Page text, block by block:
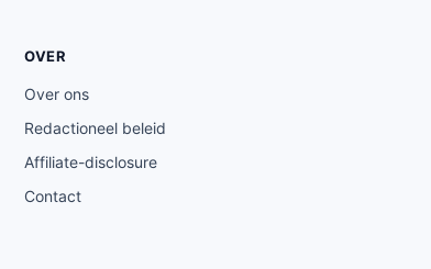
OVER
Over ons
Redactioneel beleid
Affiliate-disclosure
Contact